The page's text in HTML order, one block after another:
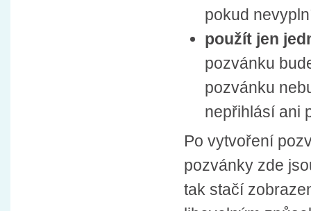
pokud
použít jen
pozvánku
pozvánku
nepřihlásí ani
Po vytvoření
pozvánky zde
tak stačí